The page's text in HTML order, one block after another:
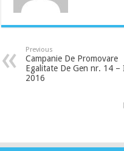
Previous
Campanie De Promovare
Egalitate De Gen nr. 14 –
2016